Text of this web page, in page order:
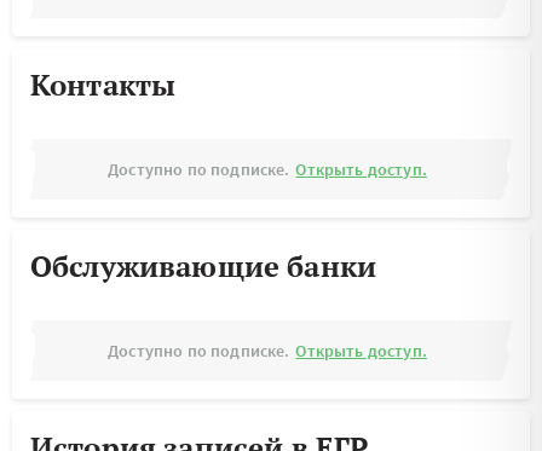
Контакты
Доступно по подписке. Открыть доступ.
Обслуживающие банки
Доступно по подписке. Открыть доступ.